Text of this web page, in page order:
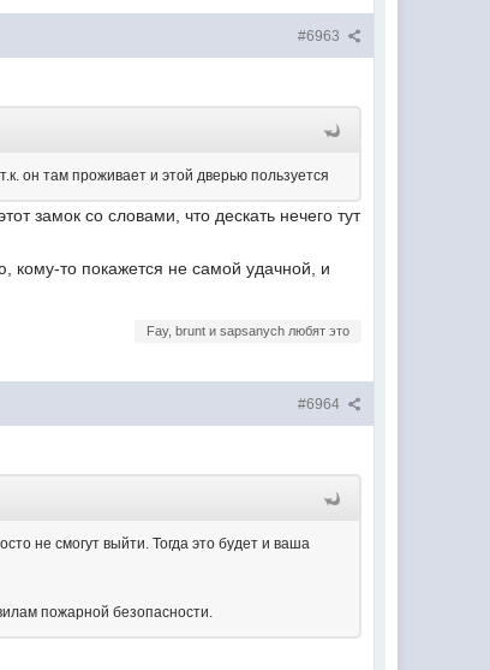
#6963
он там проживает и этой дверью пользуется
замок со словами, что дескать нечего тут
кому-то покажется не самой удачной, и
Fay, brunt и sapsanych любят это
#6964
не смогут выйти. Тогда это будет и ваша
пожарной безопасности.